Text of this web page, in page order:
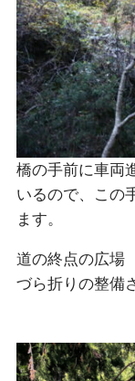
橋の手前に車両
いるので、この
ます。
道の終点の広場
づら折りの整備